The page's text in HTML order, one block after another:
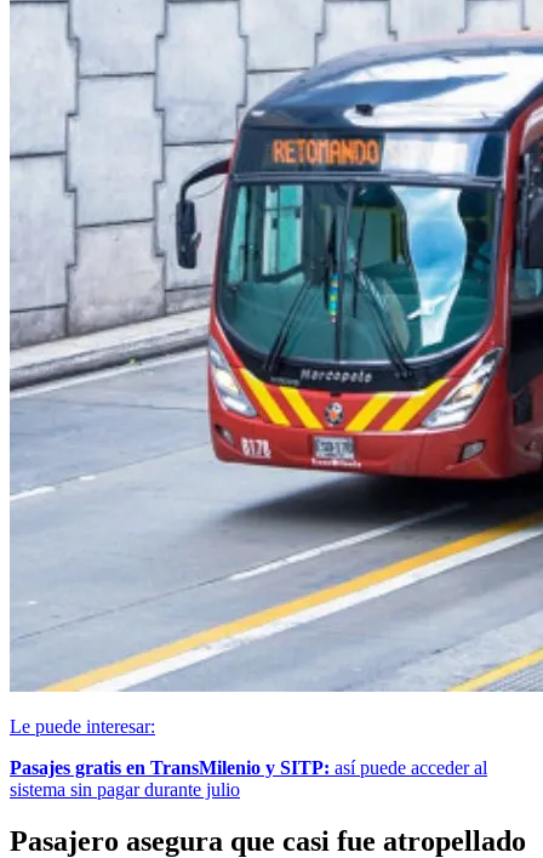
Le puede interesar:
Pasajes gratis en TransMilenio y SITP: así puede acceder al
sistema sin pagar durante julio
Pasajero asegura que casi fue atropellado